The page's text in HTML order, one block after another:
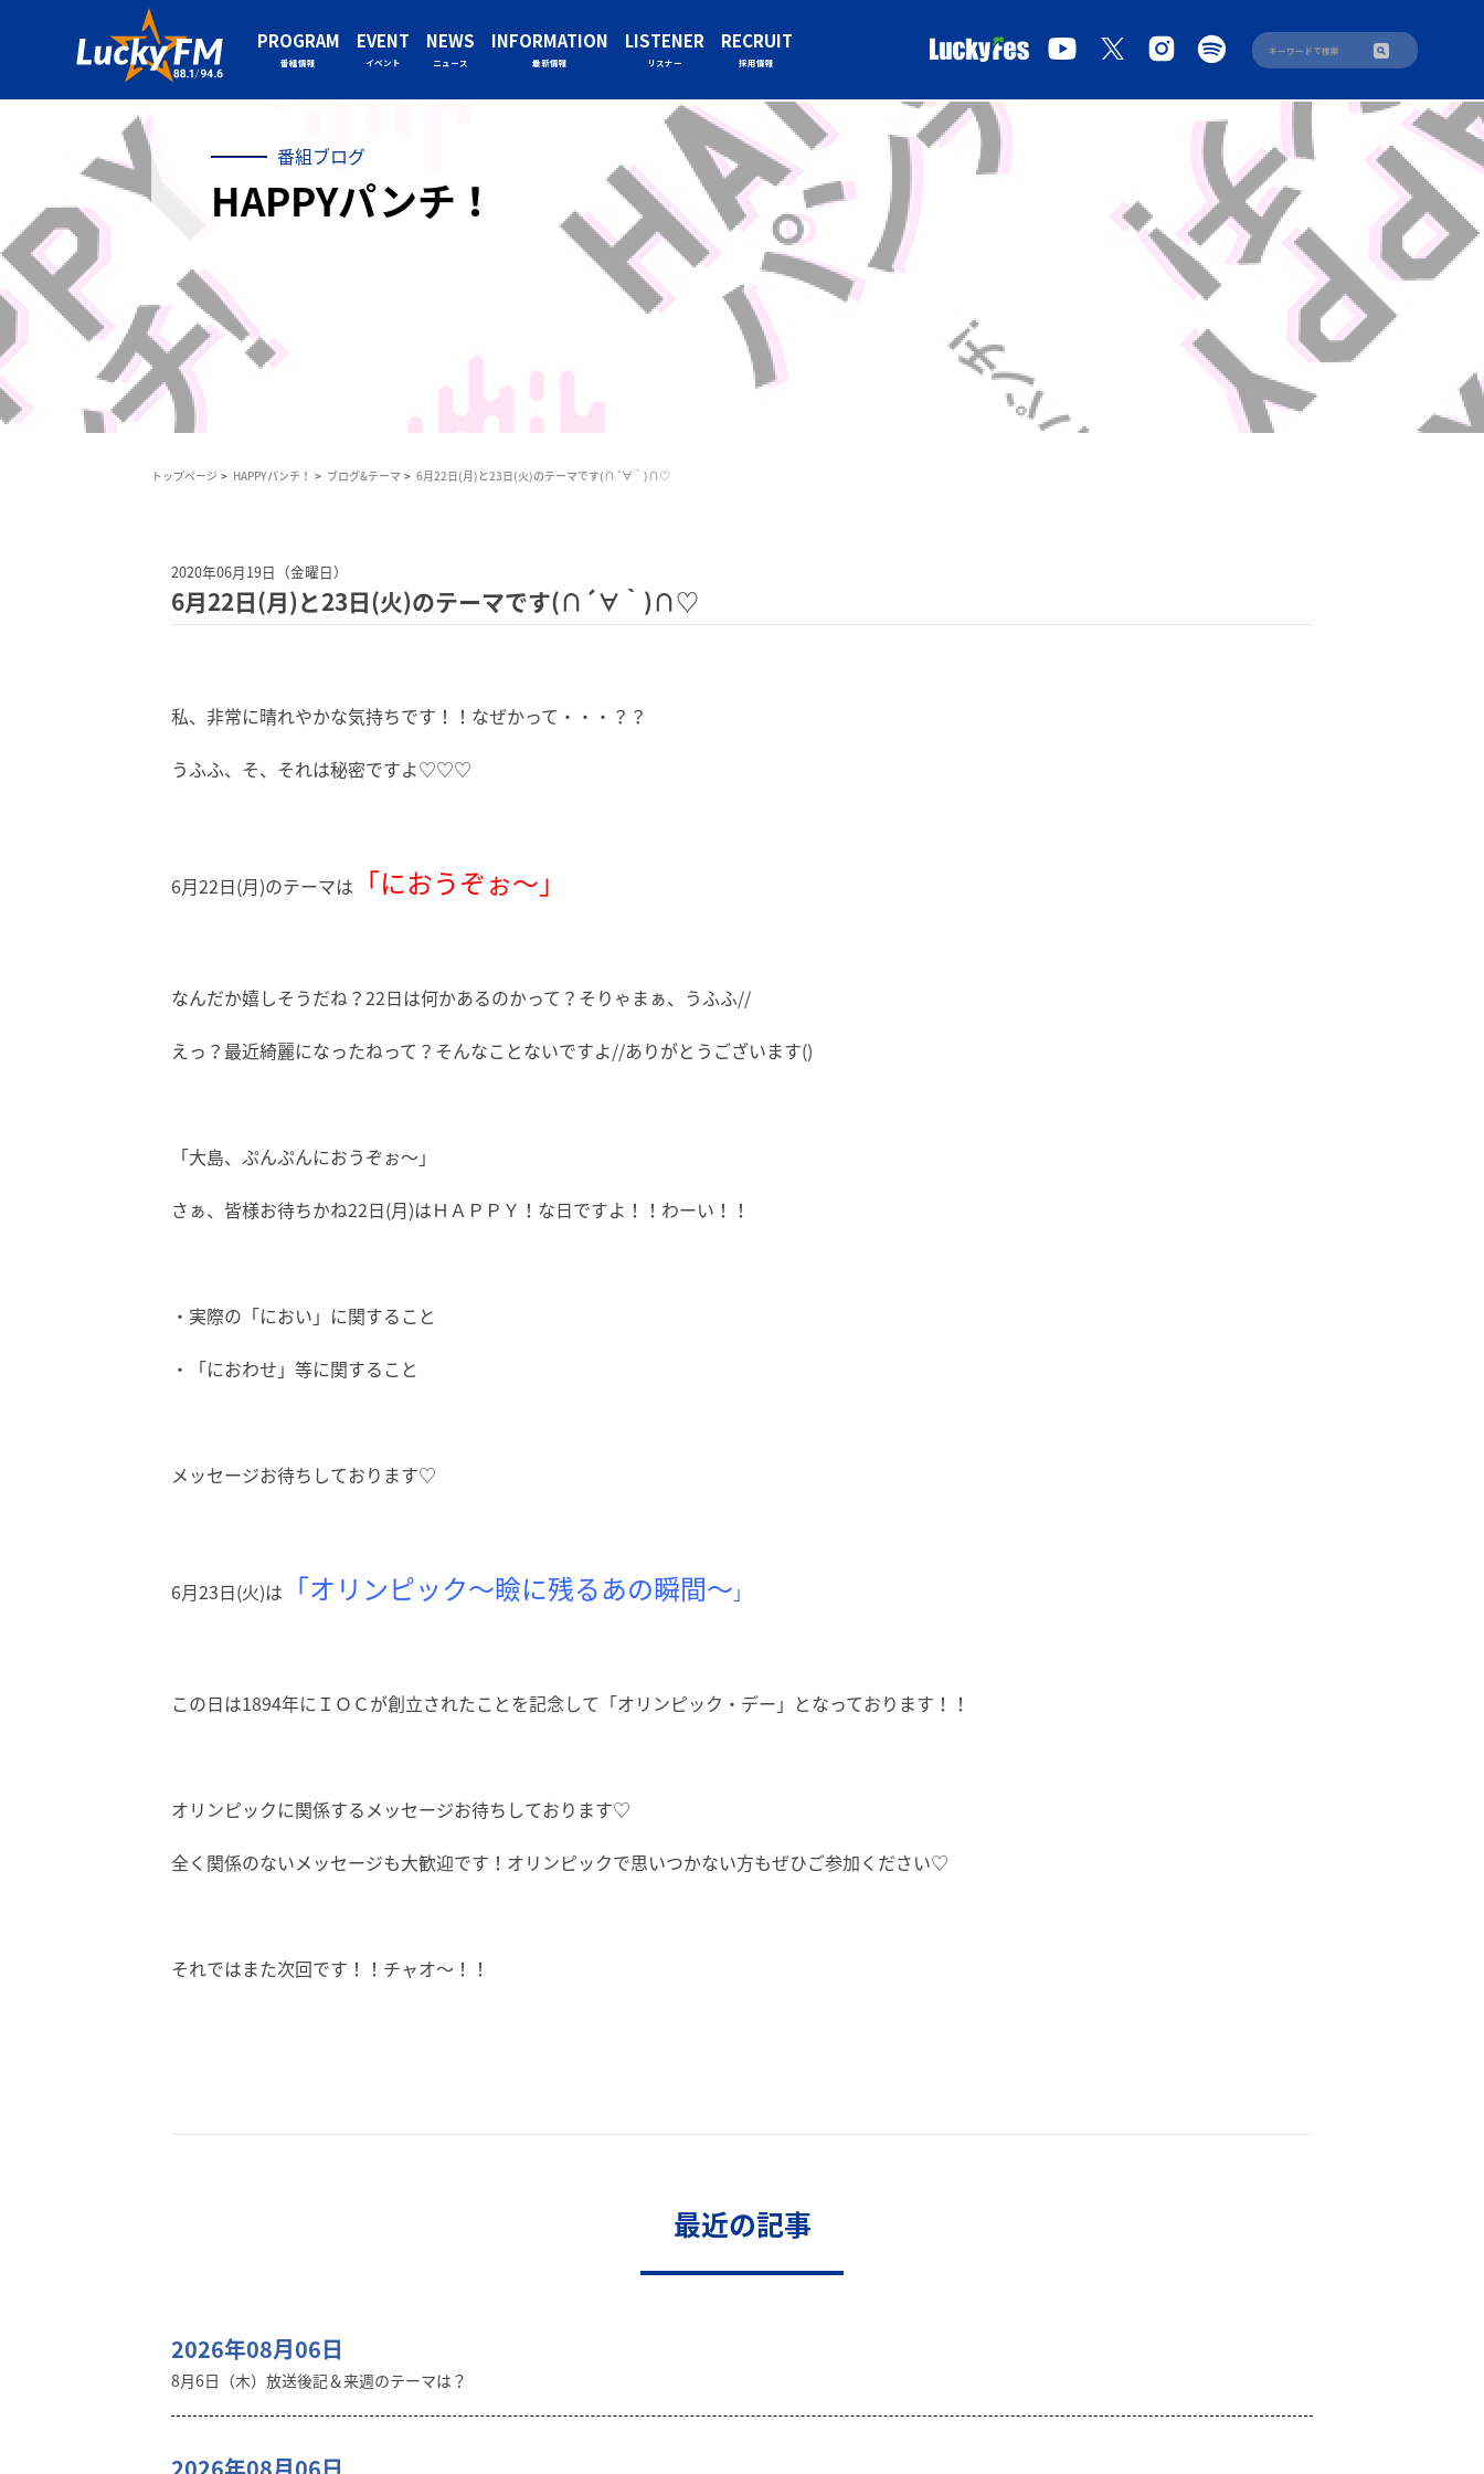
PROGRAM
番組情報
EVENT
イベント
NEWS
ニュース
INFORMATION
最新情報
LISTENER
リスナー
RECRUIT
採用情報
番組ブログ
HAPPYパンチ！
トップページ HAPPYパンチ！ ブログ&テーマ 6月22日(月)と23日(火)のテーマです(∩´∀｀)∩♡
2020年06月19日（金曜日）
6月22日(月)と23日(火)のテーマです(∩´∀｀)∩♡
私、非常に晴れやかな気持ちです！！なぜかって・・・？？
うふふ、そ、それは秘密ですよ♡♡♡
6月22日(月)のテーマは 「におうぞぉ～」
なんだか嬉しそうだね？22日は何かあるのかって？そりゃまぁ、うふふ//
えっ？最近綺麗になったねって？そんなことないですよ//ありがとうございます()
「大島、ぷんぷんにおうぞぉ～」
さぁ、皆様お待ちかね22日(月)はＨＡＰＰＹ！な日ですよ！！わーい！！
・実際の「におい」に関すること
・「におわせ」等に関すること
メッセージお待ちしております♡
6月23日(火)は 「オリンピック～瞼に残るあの瞬間～ 」
この日は1894年にＩＯＣが創立されたことを記念して「オリンピック・デー」となっております！！
オリンピックに関係するメッセージお待ちしております♡
全く関係のないメッセージも大歓迎です！オリンピックで思いつかない方もぜひご参加ください♡
それではまた次回です！！チャオ～！！
最近の記事
2026年08月06日
8月6日（木）放送後記＆来週のテーマは？